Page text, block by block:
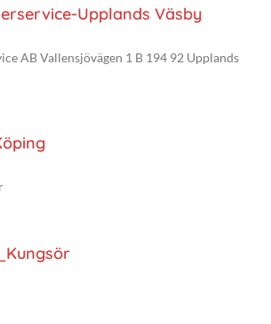
Upplands Väsby
AB Vallensjövägen 1 B 194 92 Upplands